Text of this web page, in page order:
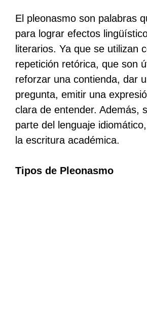
El pleonasmo son palabras
para lograr efectos
literarios. Ya que se utilizan
repetición retórica, que son
reforzar una contienda, dar
pregunta, emitir una
clara de entender. Además,
parte del lenguaje
la escritura académica.
Tipos de Pleonasmo